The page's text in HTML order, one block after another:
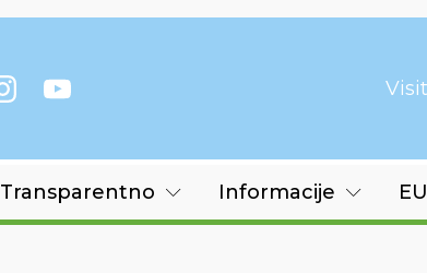
Transparentno Informacije